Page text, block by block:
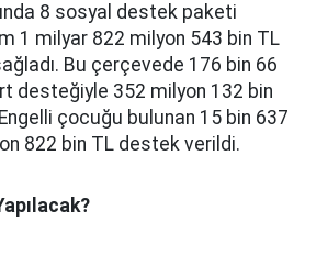
8 sosyal destek paketi
1 milyar 822 milyon 543 bin TL
Bu çerçevede 176 bin 66
desteğiyle 352 milyon 132 bin
çocuğu bulunan 15 bin 637
822 bin TL destek verildi.